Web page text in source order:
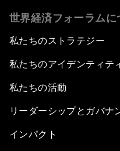
世界経済フォーラムに
私たちのストラテジー
私たちのアイデンティテ
私たちの活動
リーダーシップとガバナ
インパクト